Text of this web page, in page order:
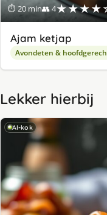
⏱ 20 min👥 4
Ajam ketjap
Avondeten &
Lekker hierbij
AI-kok